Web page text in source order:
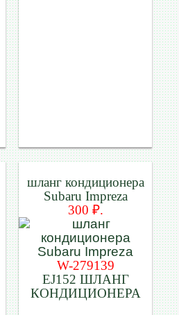
шланг кондиционера
Subaru Impreza
300 ₽.
W-279139
EJ152 ШЛАНГ
КОНДИЦИОНЕРА